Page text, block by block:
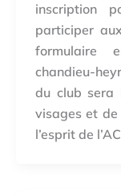
inscription
participer
formulaire
chandieu-
du club sera
visages et de
l’esprit de